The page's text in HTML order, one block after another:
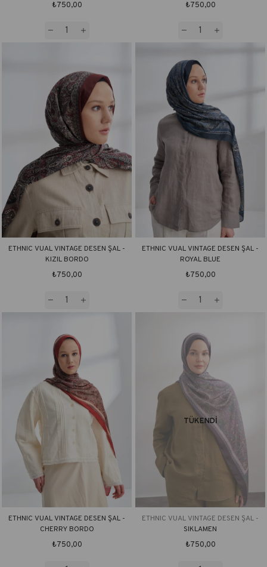
₺750,00
₺750,00
ETHNIC VUAL VINTAGE DESEN ŞAL -
KIZIL BORDO
₺750,00
ETHNIC VUAL VINTAGE DESEN ŞAL -
ROYAL BLUE
₺750,00
ETHNIC VUAL VINTAGE DESEN ŞAL -
CHERRY BORDO
₺750,00
TÜKENDI
ETHNIC VUAL VINTAGE DESEN ŞAL -
SIKLAMEN
₺750,00